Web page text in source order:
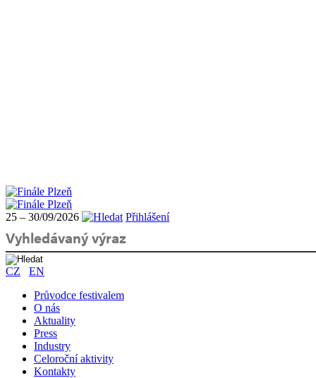
25 – 30/09/2026 Přihlášení
CZ
EN
Průvodce festivalem
O nás
Aktuality
Press
Industry
Celoroční aktivity
Kontakty